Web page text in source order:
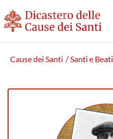
Cause dei Santi / Santi e Beati